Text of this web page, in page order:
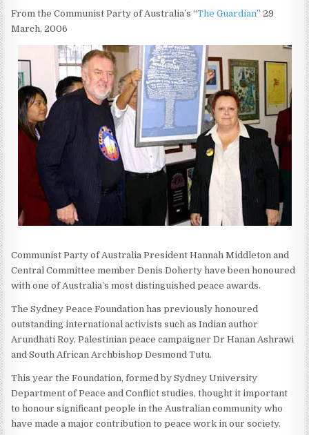
From the Communist Party of Australia’s “The Guardian” 29
March, 2006
Communist Party of Australia President Hannah Middleton and
Central Committee member Denis Doherty have been honoured
with one of Australia’s most distinguished peace awards.
The Sydney Peace Foundation has previously honoured
outstanding international activists such as Indian author
Arundhati Roy, Palestinian peace campaigner Dr Hanan Ashrawi
and South African Archbishop Desmond Tutu.
This year the Foundation, formed by Sydney University
Department of Peace and Conflict studies, thought it important
to honour significant people in the Australian community who
have made a major contribution to peace work in our society.